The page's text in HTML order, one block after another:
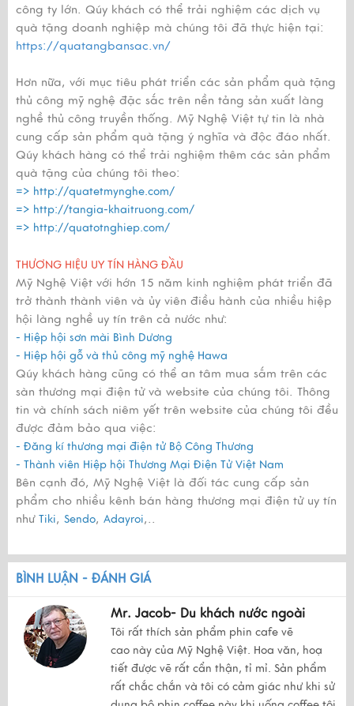
công ty lớn. Qúy khách có thể trải nghiệm các dịch vụ
quà tặng doanh nghiệp mà chúng tôi đã thực hiện tại:
https://quatangbansac.vn/
Hơn nữa, với mục tiêu phát triển các sản phẩm quà tặng
thủ công mỹ nghệ đặc sắc trên nền tảng sản xuất làng
nghề thủ công truyền thống. Mỹ Nghệ Việt tự tin là nhà
cung cấp sản phẩm quà tặng ý nghĩa và độc đáo nhất.
Qúy khách hàng có thể trải nghiệm thêm các sản phẩm
quà tặng của chúng tôi theo:
=> http://quatetmynghe.com/
=> http://tangia-khaitruong.com/
=> http://quatotnghiep.com/
THƯƠNG HIỆU UY TÍN HÀNG ĐẦU
Mỹ Nghệ Việt với hớn 15 năm kinh nghiệm phát triển đã
trở thành thành viên và ủy viên điều hành của nhiều hiệp
hội làng nghề uy tín trên cả nước như:
- Hiệp hội sơn mài Bình Dương
- Hiệp hội gỗ và thủ công mỹ nghệ Hawa
Qúy khách hàng cũng có thể an tâm mua sắm trên các
sàn thương mại điện tử và website của chúng tôi. Thông
tin và chính sách niêm yết trên website của chúng tôi đều
được đảm bảo qua việc:
- Đăng kí thương mại điện tử Bộ Công Thương
- Thành viên Hiệp hội Thương Mại Điện Tử Việt Nam
Bên cạnh đó, Mỹ Nghệ Việt là đối tác cung cấp sản
phẩm cho nhiều kênh bán hàng thương mại điện tử uy tín
như Tiki, Sendo, Adayroi,..
BÌNH LUẬN - ĐÁNH GIÁ
Mr. Jacob- Du khách nước ngoài
Tôi rất thích sản phẩm phin cafe vẽ
cao này của Mỹ Nghệ Việt. Hoa văn, hoạ
tiết được vẽ rất cẩn thận, tỉ mỉ. Sản phẩm
rất chắc chắn và tôi có cảm giác như khi sử